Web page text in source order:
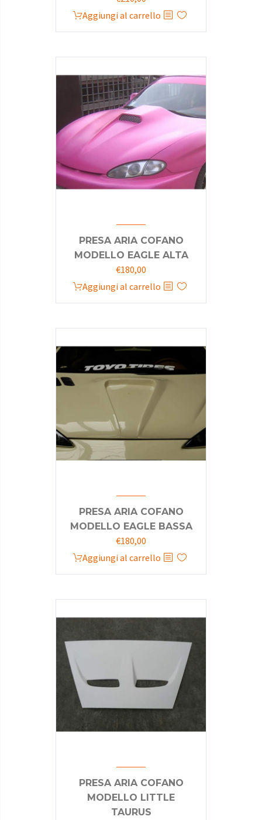
prezzo
€320,00.
prezzo
€210,00.
Aggiungi al carrello
PRESA ARIA COFANO
MODELLO EAGLE ALTA
€180,00
Aggiungi al carrello
PRESA ARIA COFANO
MODELLO EAGLE BASSA
€180,00
Aggiungi al carrello
PRESA ARIA COFANO
MODELLO LITTLE
TAURUS